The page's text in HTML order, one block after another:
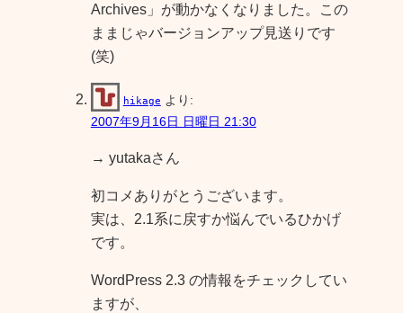
Archives」が動かなくなりました。この
ままじゃバージョンアップ見送りです
(笑)
hikage より:
2007年9月16日 日曜日 21:30
→ yutakaさん
初コメありがとうございます。
実は、2.1系に戻すか悩んでいるひかげ
です。
WordPress 2.3 の情報をチェックしてい
ますが、